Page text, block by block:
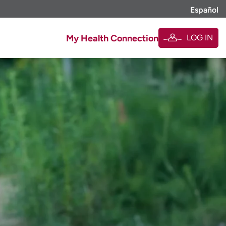
Español
My Health Connection LOG IN